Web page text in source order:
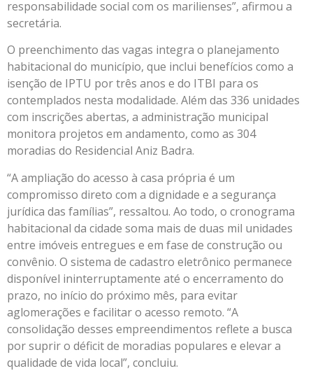
responsabilidade social com os marilienses”, afirmou a
secretária.
O preenchimento das vagas integra o planejamento
habitacional do município, que inclui benefícios como a
isenção de IPTU por três anos e do ITBI para os
contemplados nesta modalidade. Além das 336 unidades
com inscrições abertas, a administração municipal
monitora projetos em andamento, como as 304
moradias do Residencial Aniz Badra.
“A ampliação do acesso à casa própria é um
compromisso direto com a dignidade e a segurança
jurídica das famílias”, ressaltou. Ao todo, o cronograma
habitacional da cidade soma mais de duas mil unidades
entre imóveis entregues e em fase de construção ou
convênio. O sistema de cadastro eletrônico permanece
disponível ininterruptamente até o encerramento do
prazo, no início do próximo mês, para evitar
aglomerações e facilitar o acesso remoto. “A
consolidação desses empreendimentos reflete a busca
por suprir o déficit de moradias populares e elevar a
qualidade de vida local”, concluiu.